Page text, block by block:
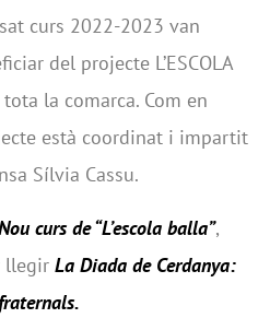
curs 2022-2023 van
del projecte L’ESCOLA
la comarca. Com en
està coordinat i impartit
Sílvia Cassu.
curs de “L’escola balla”,
llegir La Diada de Cerdanya: